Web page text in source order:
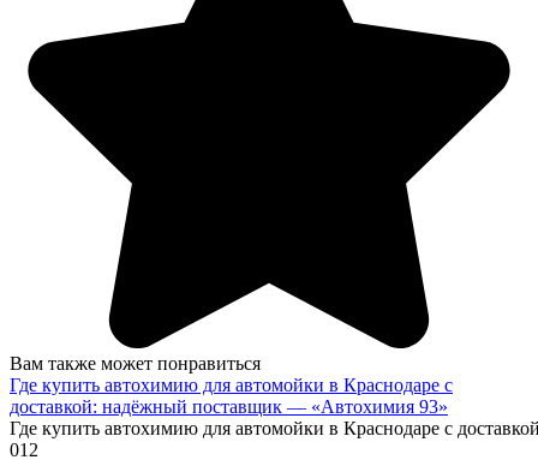
Вам также может понравиться
Где купить автохимию для автомойки в Краснодаре с
доставкой: надёжный поставщик — «Автохимия 93»
Где купить автохимию для автомойки в Краснодаре с
012